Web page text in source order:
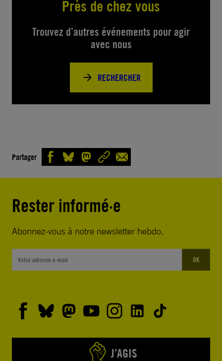
Près de chez vous
Trouvez d’autres événements pour agir
avec nous
RECHERCHER
Partager
Rester informé·e
Abonnez-vous à notre newsletter hebdo.
OK
J’AGIS